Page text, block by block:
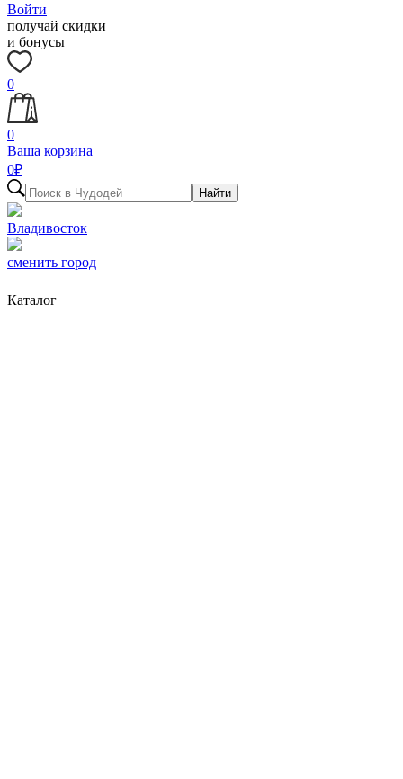
Войти
получай скидки
и бонусы
0
0
Ваша корзина
0₽
Найти
Владивосток
сменить город
Каталог